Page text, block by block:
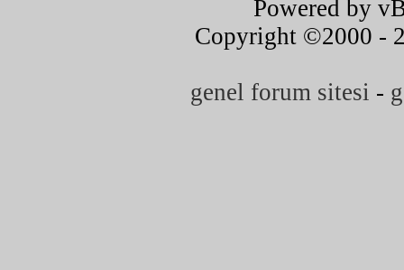
Powered by
Copyright ©2000 -
genel forum sitesi -